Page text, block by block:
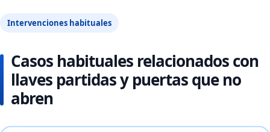
Intervenciones habituales
Casos habituales relacionados con
llaves partidas y puertas que no
abren